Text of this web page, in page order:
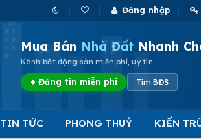
Đăng nhập
Mua Bán Nhà Đất Nhanh
Kênh bất động sản miễn phí, uy tín
+ Đăng tin miễn phí Tìm BĐS
TIN TỨC PHONG THUỶ KIẾN